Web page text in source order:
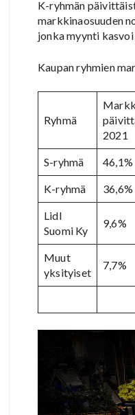
K-ryhmän
markkinaosuuden
jonka myynti
Kaupan ryhmien
Ryhmä
2021
S-ryhmä 46,1%
K-ryhmä 36,6%
Lidl
Suomi Ky
9,6%
Muut
yksityiset
7,7%